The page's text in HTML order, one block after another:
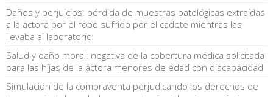
Daños y perjuicios: pérdida de muestras patológicas extraídas
a la actora por el robo sufrido por el cadete mientras las
llevaba al laboratorio
Salud y daño moral: negativa de la cobertura médica solicitada
para las hijas de la actora menores de edad con discapacidad
Simulación de la compraventa perjudicando los derechos de